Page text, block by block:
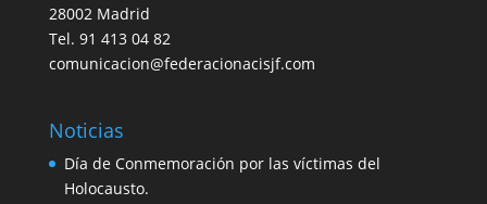
28002 Madrid
Tel. 91 413 04 82
comunicacion@federacionacisjf.com
Noticias
Día de Conmemoración por las víctimas del
Holocausto.